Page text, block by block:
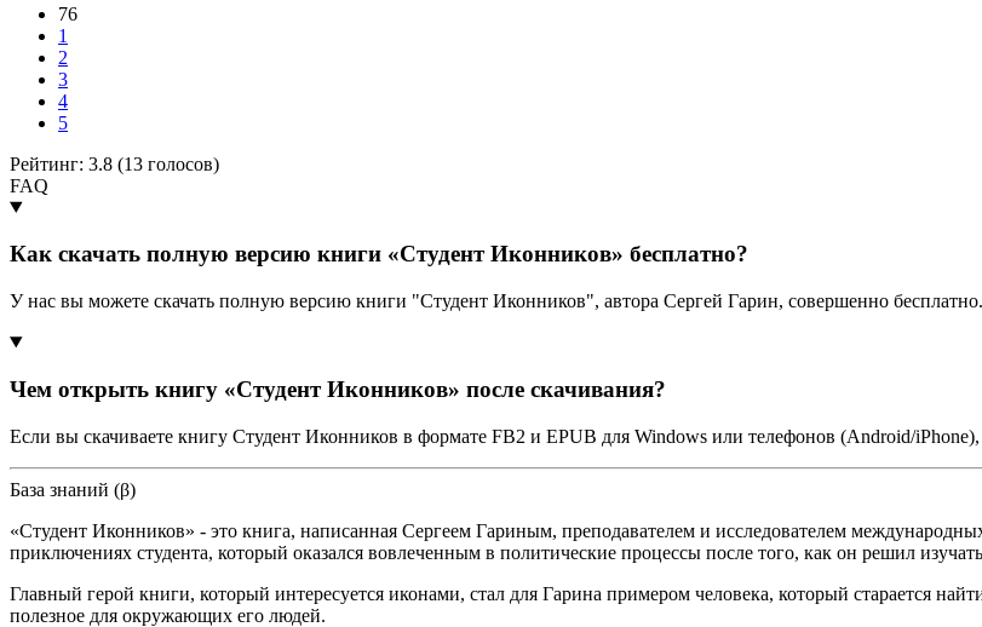
76
1
2
3
4
5
Рейтинг: 3.8 (13 голосов)
FAQ
Как скачать полную версию книги «Студент Иконников» бесплатно?
У нас вы можете скачать полную версию книги "Студент Иконников", автора Сергей Гарин, совершенно
Чем открыть книгу «Студент Иконников» после скачивания?
Если вы скачиваете книгу Студент Иконников в формате FB2 и EPUB для Windows или телефонов (Android/
База знаний (β)
«Студент Иконников» - это книга, написанная Сергеем Гариным, преподавателем и исследователем
приключениях студента, который оказался вовлеченным в политические процессы после того, как он решил
Главный герой книги, который интересуется иконами, стал для Гарина примером человека, который старается
полезное для окружающих его людей.